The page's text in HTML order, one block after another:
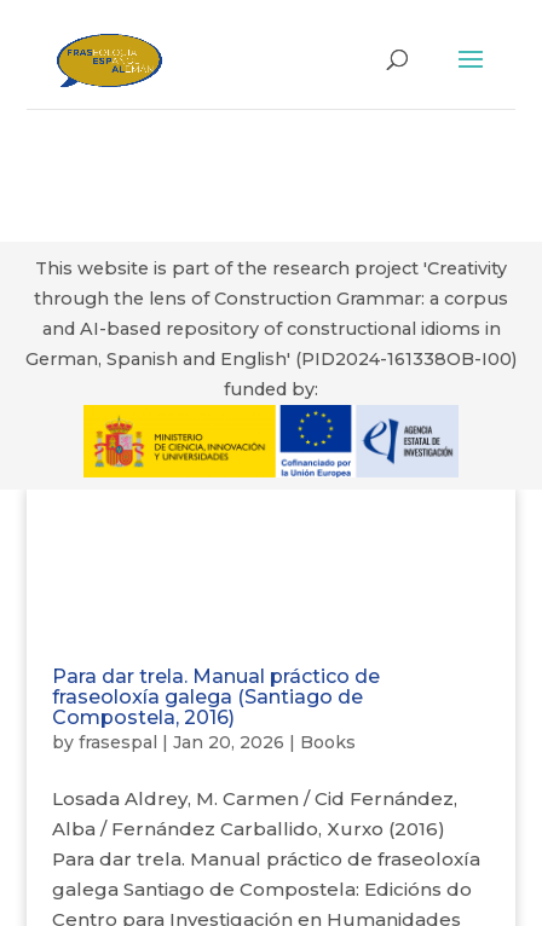
This website is part of the research project 'Creativity
through the lens of Construction Grammar: a corpus
and AI-based repository of constructional idioms in
German, Spanish and English' (PID2024-161338OB-I00)
funded by:
Para dar trela. Manual práctico de
fraseoloxía galega (Santiago de
Compostela, 2016)
by frasespal | Jan 20, 2026 | Books
Losada Aldrey, M. Carmen / Cid Fernández,
Alba / Fernández Carballido, Xurxo (2016)
Para dar trela. Manual práctico de fraseoloxía
galega Santiago de Compostela: Edicións do
Centro para Investigación en Humanidades